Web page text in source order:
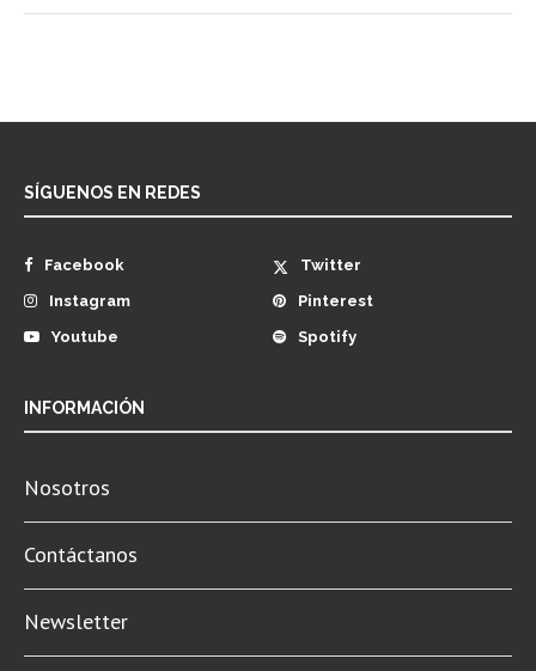
SÍGUENOS EN REDES
Facebook
Twitter
Instagram
Pinterest
Youtube
Spotify
INFORMACIÓN
Nosotros
Contáctanos
Newsletter